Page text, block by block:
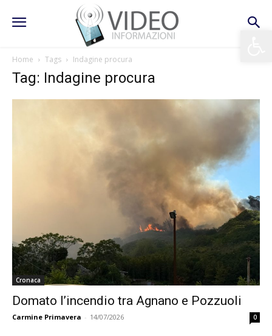
Home Tags Indagine procura
Tag: Indagine procura
Cronaca
Domato l’incendio tra Agnano e Pozzuoli
Carmine Primavera - 14/07/2026 0